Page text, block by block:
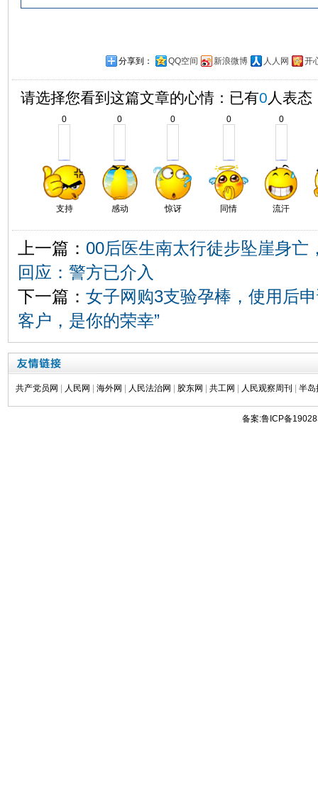
分享到： QQ空间 新浪微博 人人网 开
请选择您看到这篇文章的心情：已有0 人表态
0
支持
0
感动
0
惊讶
0
同情
0
流汗
上一篇： 00后医生南太行徒步坠崖身亡
回应：警方已介入
下一篇： 女子网购3支验孕棒，使用后
客户，是你的荣幸”
共产党员网 人民网 海外网 人民法治网 胶东网 共工网 人民观察周刊 半岛
备案:鲁ICP备